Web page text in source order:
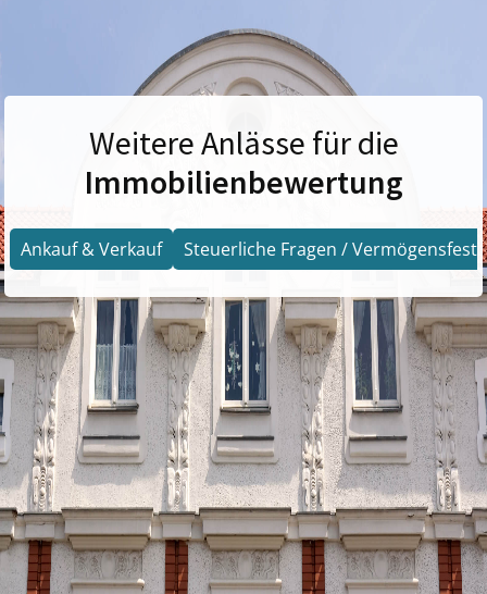
Weitere Anlässe für die
Immobilienbewertung
Ankauf & Verkauf Steuerliche Fragen /